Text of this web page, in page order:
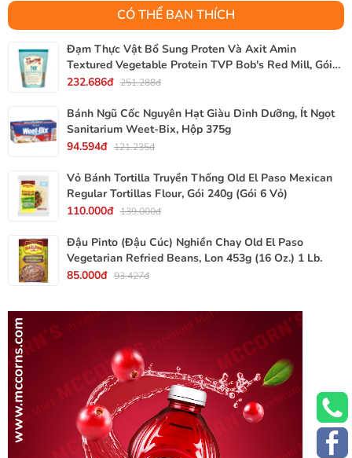
CÓ THỂ BẠN THÍCH
Đạm Thực Vật Bổ Sung Proten Và Axit Amin
Textured Vegetable Protein TVP Bob's Red Mill, Gói
340g, 12 Oz.
232.686đ 251.288đ
Bánh Ngũ Cốc Nguyên Hạt Giàu Dinh Dưỡng, Ít Ngọt
Sanitarium Weet-Bix, Hộp 375g
94.594đ 121.235đ
Vỏ Bánh Tortilla Truyền Thống Old El Paso Mexican
Regular Tortillas Flour, Gói 240g (Gói 6 Vỏ)
110.000đ 139.000đ
Đậu Pinto (Đậu Cúc) Nghiền Chay Old El Paso
Vegetarian Refried Beans, Lon 453g (16 Oz.) 1 Lb.
85.000đ 93.427đ